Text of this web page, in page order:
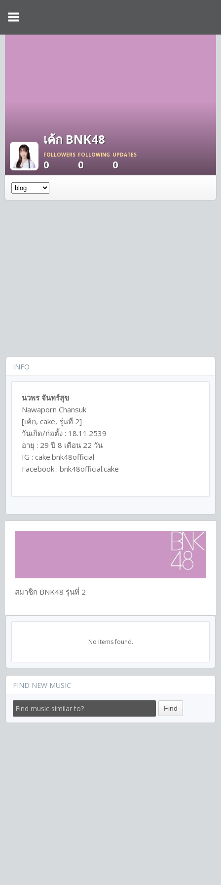
เค้ก BNK48
FOLLOWERS
0
FOLLOWING
0
UPDATES
0
INFO
นวพร จันทร์สุข
Nawaporn Chansuk
[เค้ก, cake, รุ่นที่ 2]
วันเกิด/ก่อตั้ง : 18.11.2539
อายุ : 29 ปี 8 เดือน 22 วัน
IG : cake.bnk48official
Facebook : bnk48official.cake
สมาชิก BNK48 รุ่นที่ 2
No Items found.
FIND NEW MUSIC